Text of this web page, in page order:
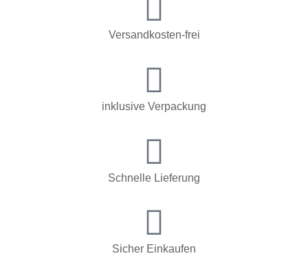
Versandkosten-frei
inklusive Verpackung
Schnelle Lieferung
Sicher Einkaufen